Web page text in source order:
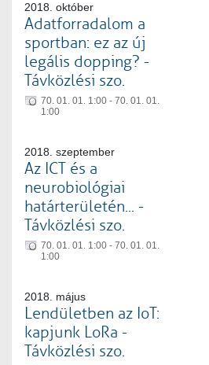
2018. október
Adatforradalom a
sportban: ez az új
legális dopping? -
Távközlési szo.
70. 01. 01. 1:00 - 70. 01. 01.
1:00
2018. szeptember
Az ICT és a
neurobiológiai
határterületén... -
Távközlési szo.
70. 01. 01. 1:00 - 70. 01. 01.
1:00
2018. május
Lendületben az IoT:
kapjunk LoRa -
Távközlési szo.